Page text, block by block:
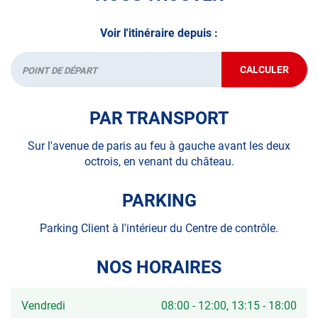
Voir l'itinéraire depuis :
Départ CALCULER
JUSQU'AU
POINT
PAR TRANSPORT
Sur l'avenue de paris au feu à gauche avant les deux
octrois, en venant du château.
PARKING
Parking Client à l'intérieur du Centre de contrôle.
NOS HORAIRES
Horaires
Vendredi 08:00 - 12:00 13:15 - 18:00